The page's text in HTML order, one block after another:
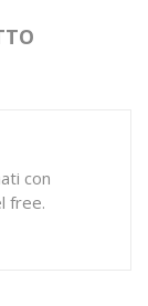
con
free.